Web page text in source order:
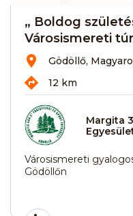
„ Boldog
Városismereti
Gödöllő,
12 km
Margita
Városismereti
Gödöllőn